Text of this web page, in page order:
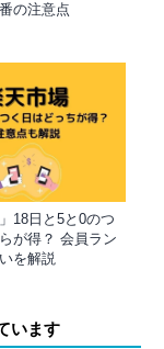
の注意点
18日と5と0のつ
が得？ 会員ラン
を解説
います